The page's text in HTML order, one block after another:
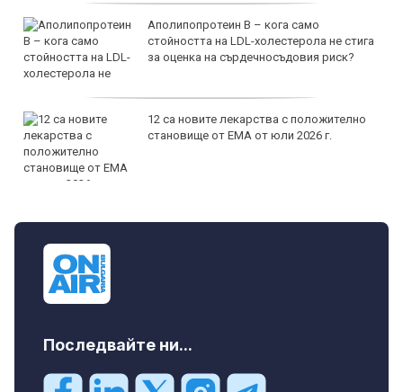
Аполипопротеин B – кога само
стойността на LDL-холестерола не стига
за оценка на сърдечносъдовия риск?
12 са новите лекарства с положително
становище от ЕМА от юли 2026 г.
Последвайте ни...